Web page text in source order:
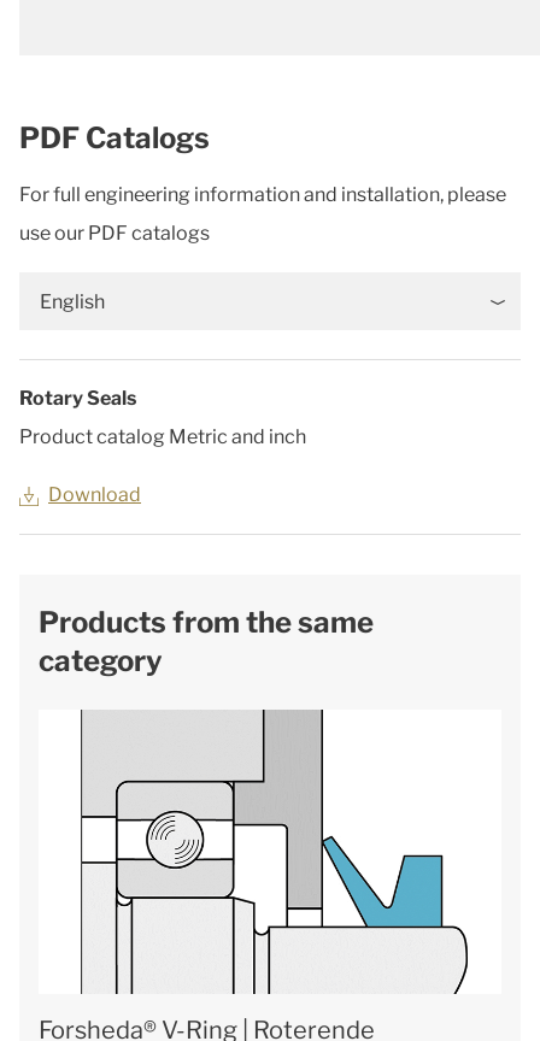
PDF Catalogs
For full engineering information and installation, please
use our PDF catalogs
English
Rotary Seals
Product catalog Metric and inch
Download
Products from the same
category
Forsheda® V-Ring | Roterende